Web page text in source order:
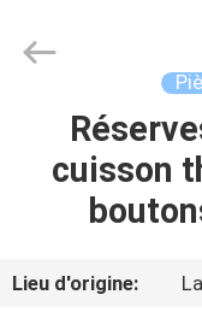
MAISON
PRODUITS
MOTORS
INDUSTRY
cuisson
Lieu d'origine: